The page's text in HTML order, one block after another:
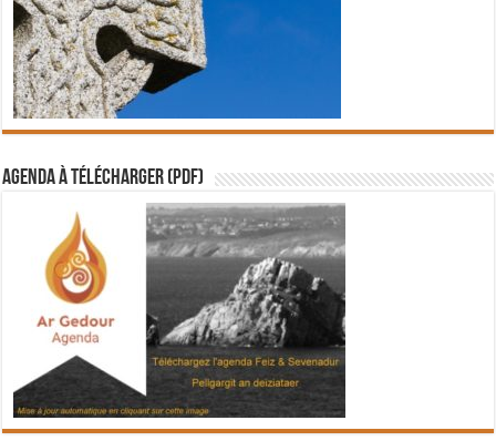
Agenda à télécharger (PDF)